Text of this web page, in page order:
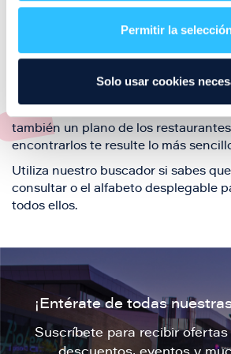
Permitir la
Solo usar cookies
también de nuestra oferta de ocio y
tu visita.
El este directorio de restaurantes de
también un plano de los
encontrarlos te resulte lo más
Utiliza nuestro buscador si sabes
consultar o el alfabeto desplegable
todos ellos.
¡Entérate de todas
Suscríbete para recibir ofertas